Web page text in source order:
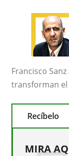
Francisco Sanz
transforman
Recíbelo
MIRA